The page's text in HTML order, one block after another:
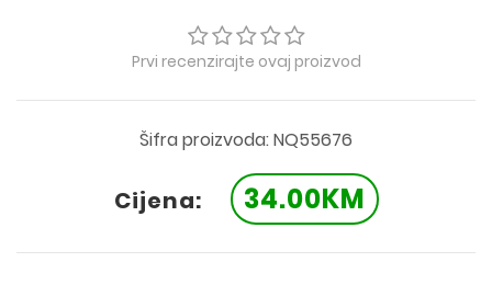
Prvi recenzirajte ovaj proizvod
Šifra proizvoda: NQ55676
Cijena: 34.00KM